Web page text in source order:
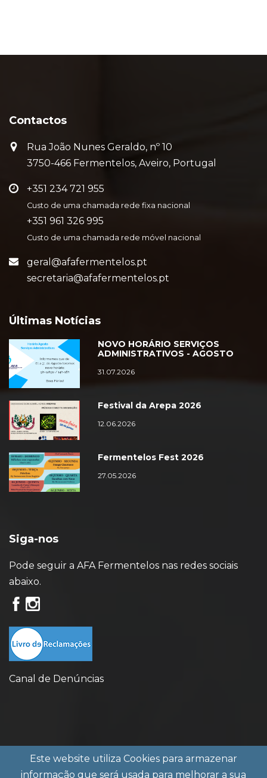
Este website utiliza Cookies para armazenar
informação que será usada para melhorar a sua
Contactos
Rua João Nunes Geraldo, nº 10
3750-466 Fermentelos, Aveiro, Portugal
+351 234 721 955
Custo de uma chamada rede fixa nacional
+351 961 326 995
Custo de uma chamada rede móvel nacional
geral@afafermentelos.pt
secretaria@afafermentelos.pt
Últimas Notícias
NOVO HORÁRIO SERVIÇOS
ADMINISTRATIVOS - AGOSTO
31.07.2026
Festival da Arepa 2026
12.06.2026
Fermentelos Fest 2026
27.05.2026
Siga-nos
Pode seguir a AFA Fermentelos nas redes sociais
abaixo.
Canal de Denúncias
© Copyright 2023 AFA Fermentelos |Política de